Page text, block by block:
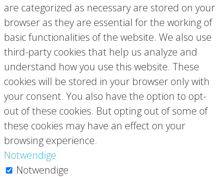
are categorized as necessary are stored on your
browser as they are essential for the working of
basic functionalities of the website. We also use
third-party cookies that help us analyze and
understand how you use this website. These
cookies will be stored in your browser only with
your consent. You also have the option to opt-
out of these cookies. But opting out of some of
these cookies may have an effect on your
browsing experience.
Notwendige
Notwendige